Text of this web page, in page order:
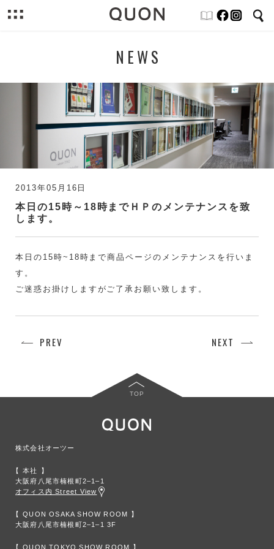
NEWS
2013年05月16日
本日の15時～18時までＨＰのメンテナンスを致
します。
本日の15時~18時まで商品ページのメンテナンスを行いま
す。
ご迷惑お掛けしますがご了承お願い致します。
PREV NEXT
TOP
株式会社オーツー
本社
大阪府八尾市楠根町2‒1‒1
オフィス内 Street View
QUON OSAKA SHOW ROOM
大阪府八尾市楠根町2‒1‒1 3F
QUON TOKYO SHOW ROOM